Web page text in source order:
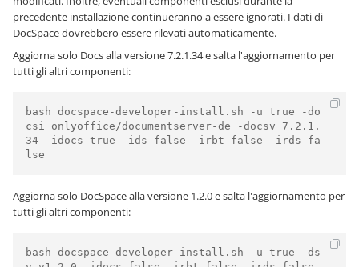
precedente installazione continueranno a essere ignorati. I dati di
DocSpace dovrebbero essere rilevati automaticamente.
Aggiorna solo Docs alla versione 7.2.1.34 e salta l'aggiornamento per
tutti gli altri componenti:
bash docspace-developer-install.sh -u true -do
csi onlyoffice/documentserver-de -docsv 7.2.1.
34 -idocs true -ids false -irbt false -irds fa
lse
Aggiorna solo DocSpace alla versione 1.2.0 e salta l'aggiornamento per
tutti gli altri componenti:
bash docspace-developer-install.sh -u true -ds